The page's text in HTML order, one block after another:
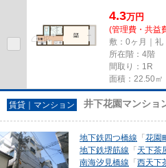
4.3万円
(管理費・共益
敷：0ヶ月｜礼
所在階：4階
間取り：1R
面積：22.50㎡
賃貸｜マンション 井下花園マンショ
地下鉄四つ橋線 「 花園
地下鉄堺筋線 「 天下茶
南海汐見橋線 「 西天下